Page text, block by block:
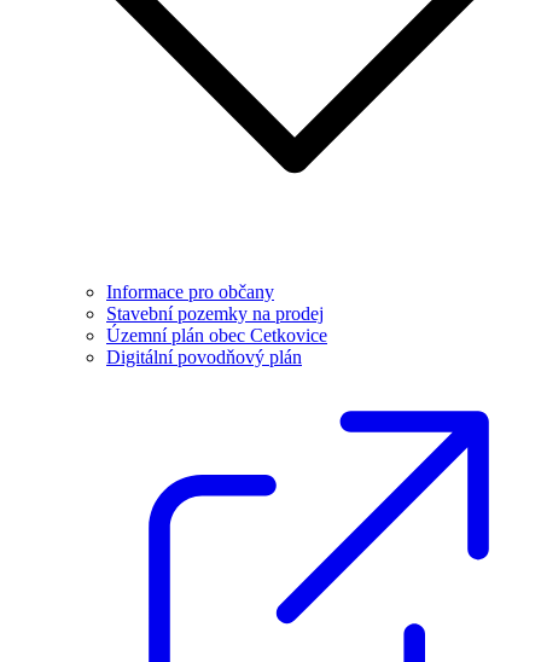
Informace pro občany
Stavební pozemky na prodej
Územní plán obec Cetkovice
Digitální povodňový plán